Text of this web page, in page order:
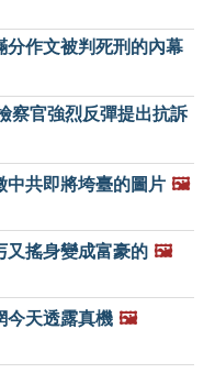
分作文被判死刑的內幕
察官強烈反彈提出抗訴
中共即將垮臺的圖片 🖼️
又搖身變成富豪的 🖼️
今天透露真機 🖼️